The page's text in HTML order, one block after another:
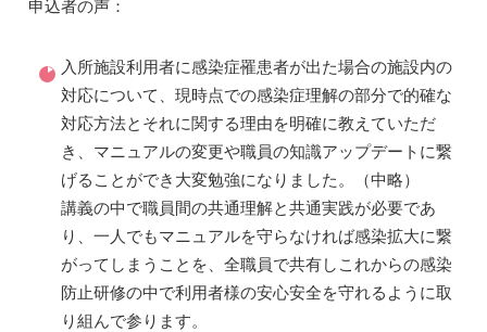
入所施設利用者に感染症罹患者が出た場合の施設内の
対応について、現時点での感染症理解の部分で的確な
対応方法とそれに関する理由を明確に教えていただ
き、マニュアルの変更や職員の知識アップデートに繋
げることができ大変勉強になりました。（中略）
講義の中で職員間の共通理解と共通実践が必要であ
り、一人でもマニュアルを守らなければ感染拡大に繋
がってしまうことを、全職員で共有しこれからの感染
防止研修の中で利用者様の安心安全を守れるように取
り組んで参ります。